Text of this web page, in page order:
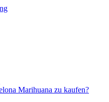
Marihuana zu kaufen?